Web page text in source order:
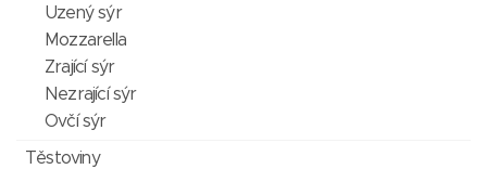
Uzený sýr
Mozzarella
Zrající sýr
Nezrající sýr
Ovčí sýr
Těstoviny